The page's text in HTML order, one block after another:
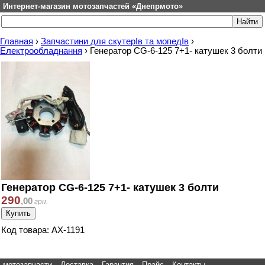
Интернет-магазин мотозапчастей «Днепрмото»
Главная › Запчастини для скутерІв та мопедІв ›
Електрообладнання › Генератор CG-6-125 7+1- катушек 3 болти
Генератор CG-6-125 7+1- катушек 3 болти
290,00 грн.
Код товара: AX-1191